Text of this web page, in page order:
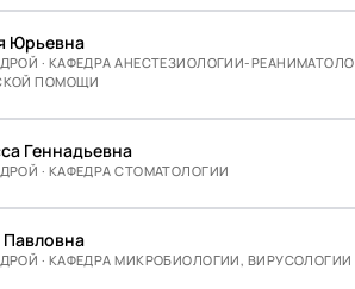
Юрьевна
· КАФЕДРА АНЕСТЕЗИОЛОГИИ-
ПОМОЩИ
Геннадьевна
· КАФЕДРА СТОМАТОЛОГИИ
Павловна
· КАФЕДРА МИКРОБИОЛОГИИ, ВИРУСОЛОГИИ